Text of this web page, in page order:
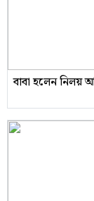
বাবা হলেন নিলয়